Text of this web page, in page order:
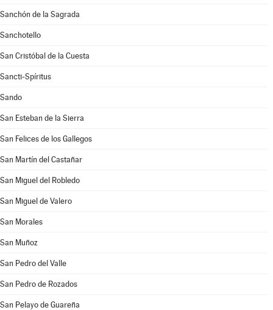
Sanchón de la Sagrada
Sanchotello
San Cristóbal de la Cuesta
Sancti-Spíritus
Sando
San Esteban de la Sierra
San Felices de los Gallegos
San Martín del Castañar
San Miguel del Robledo
San Miguel de Valero
San Morales
San Muñoz
San Pedro del Valle
San Pedro de Rozados
San Pelayo de Guareña